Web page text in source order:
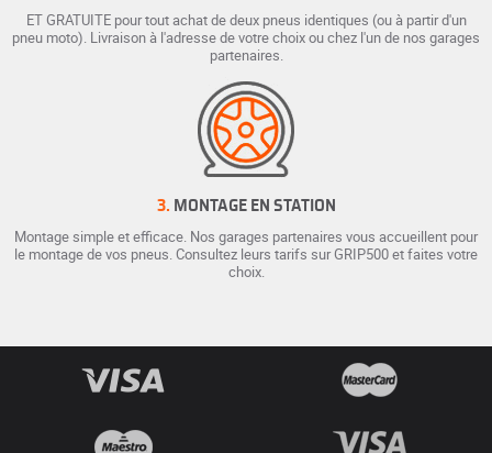
ET GRATUITE pour tout achat de deux pneus identiques (ou à partir d'un
pneu moto). Livraison à l'adresse de votre choix ou chez l'un de nos garages
partenaires.
3. MONTAGE EN STATION
Montage simple et efficace. Nos garages partenaires vous accueillent pour
le montage de vos pneus. Consultez leurs tarifs sur GRIP500 et faites votre
choix.